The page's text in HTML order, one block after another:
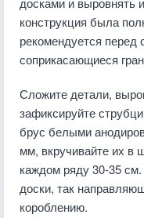
конструкция была
рекомендуется перед
соприкасающиеся
Сложите детали,
зафиксируйте
брус белыми
мм, вкручивайте их в
каждом ряду 30-35
доски, так
короблению.